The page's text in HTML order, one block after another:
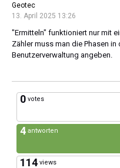
Geotec
13. April 2025 13:26
"Ermitteln" funktioniert nur mit
Zähler muss man die Phasen
Benutzerverwaltung angeben.
0 votes
4 antworten
114 views